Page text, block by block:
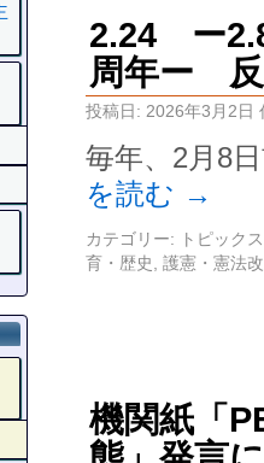
2.24 ー
周年ー 反
投稿日: 2026年3月2日
毎年、2月8
を読む →
カテゴリー:
トピックス
育・歴史
護憲・憲法
機関紙「